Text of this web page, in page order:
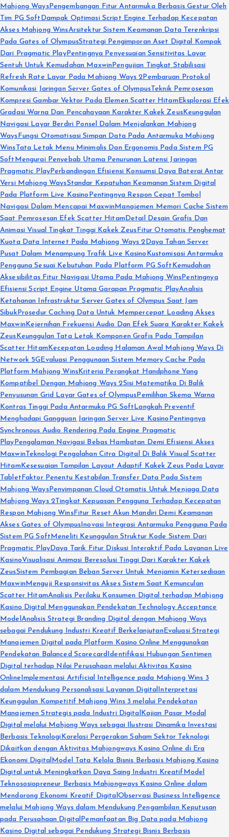
Mahjong WaysPengembangan Fitur Antarmuka Berbasis Gestur Oleh
Tim PG Soft Dampak Optimasi Script Engine Terhadap Kecepatan
Akses Mahjong WinsArsitektur Sistem Keamanan Data Terenkripsi
Pada Gates of OlympusStrategi Pengimporan Aset Digital Kompak
Dari Pragmatic PlayPentingnya Penyesuaian Sensitivitas Layar
Sentuh Untuk Kemudahan MaxwinPengujian Tingkat Stabilisasi
Refresh Rate Layar Pada Mahjong Ways 2Pembaruan Protokol
Komunikasi Jaringan Server Gates of OlympusTeknik Pemrosesan
Kompresi Gambar Vektor Pada Elemen Scatter HitamEksplorasi Efek
Gradasi Warna Dan Pencahayaan Karakter Kakek ZeusKeunggulan
Navigasi Layar Berdiri Ponsel Dalam Menjalankan Mahjong
WaysFungsi Otomatisasi Simpan Data Pada Antarmuka Mahjong
WinsTata Letak Menu Minimalis Dan Ergonomis Pada Sistem PG
Soft Mengurai Penyebab Utama Penurunan Latensi Jaringan
Pragmatic PlayPerbandingan Efisiensi Konsumsi Daya Baterai Antar
Versi Mahjong WaysStandar Kepatuhan Keamanan Sistem Digital
Pada Platform Live Kasino Pentingnya Respon Cepat Tombol
Navigasi Dalam Mencapai MaxwinManajemen Memori Cache Sistem
Saat Pemrosesan Efek Scatter HitamDetail Desain Grafis Dan
Animasi Visual Tingkat Tinggi Kakek ZeusFitur Otomatis Penghemat
Kuota Data Internet Pada Mahjong Ways 2Daya Tahan Server
Pusat Dalam Menampung Trafik Live Kasino Kustomisasi Antarmuka
Pengguna Sesuai Kebutuhan Pada Platform PG Soft Kemudahan
Aksesibilitas Fitur Navigasi Utama Pada Mahjong WinsPentingnya
Efisiensi Script Engine Utama Garapan Pragmatic PlayAnalisis
Ketahanan Infrastruktur Server Gates of Olympus Saat Jam
SibukProsedur Caching Data Untuk Mempercepat Loading Akses
MaxwinKejernihan Frekuensi Audio Dan Efek Suara Karakter Kakek
ZeusKeunggulan Tata Letak Komponen Grafis Pada Tampilan
Scatter HitamKecepatan Loading Halaman Awal Mahjong Ways Di
Network 5GEvaluasi Penggunaan Sistem Memory Cache Pada
Platform Mahjong WinsKriteria Perangkat Handphone Yang
Kompatibel Dengan Mahjong Ways 2Sisi Matematika Di Balik
Penyusunan Grid Layar Gates of OlympusPemilihan Skema Warna
Kontras Tinggi Pada Antarmuka PG SoftLangkah Preventif
Menghadapi Gangguan Jaringan Server Live Kasino Pentingnya
Synchronous Audio Rendering Pada Engine Pragmatic
PlayPengalaman Navigasi Bebas Hambatan Demi Efisiensi Akses
MaxwinTeknologi Pengolahan Citra Digital Di Balik Visual Scatter
HitamKesesuaian Tampilan Layout Adaptif Kakek Zeus Pada Layar
TabletFaktor Penentu Kestabilan Transfer Data Pada Sistem
Mahjong WaysPenyimpanan Cloud Otomatis Untuk Menjaga Data
Mahjong Ways 2Tingkat Kepuasan Pengguna Terhadap Kecepatan
Respon Mahjong WinsFitur Reset Akun Mandiri Demi Keamanan
Akses Gates of OlympusInovasi Integrasi Antarmuka Pengguna Pada
Sistem PG SoftMeneliti Keunggulan Struktur Kode Sistem Dari
Pragmatic PlayDaya Tarik Fitur Diskusi Interaktif Pada Layanan Live
KasinoVisualisasi Animasi Beresolusi Tinggi Dari Karakter Kakek
ZeusSistem Pembagian Beban Server Untuk Menjamin Ketersediaan
MaxwinMenguji Responsivitas Akses Sistem Saat Kemunculan
Scatter HitamAnalisis Perilaku Konsumen Digital terhadap Mahjong
Kasino Digital Menggunakan Pendekatan Technology Acceptance
ModelAnalisis Strategi Branding Digital dengan Mahjong Ways
sebagai Pendukung Industri Kreatif BerkelanjutanEvaluasi Strategi
Manajemen Digital pada Platform Kasino Online Menggunakan
Pendekatan Balanced ScorecardIdentifikasi Hubungan Sentimen
Digital terhadap Nilai Perusahaan melalui Aktivitas Kasino
OnlineImplementasi Artificial Intelligence pada Mahjong Wins 3
dalam Mendukung Personalisasi Layanan DigitalInterpretasi
Keunggulan Kompetitif Mahjong Wins 3 melalui Pendekatan
Manajemen Strategis pada Industri DigitalKajian Pasar Modal
Digital melalui Mahjong Ways sebagai Ilustrasi Dinamika Investasi
Berbasis TeknologiKorelasi Pergerakan Saham Sektor Teknologi
Dikaitkan dengan Aktivitas Mahjongways Kasino Online di Era
Ekonomi DigitalModel Tata Kelola Bisnis Berbasis Mahjong Kasino
Digital untuk Meningkatkan Daya Saing Industri Kreatif Model
Teknososiopreneur Berbasis Mahjongways Kasino Online dalam
Mendorong Ekonomi Kreatif DigitalObservasi Business Intelligence
melalui Mahjong Ways dalam Mendukung Pengambilan Keputusan
pada Perusahaan DigitalPemanfaatan Big Data pada Mahjong
Kasino Digital sebagai Pendukung Strategi Bisnis Berbasis